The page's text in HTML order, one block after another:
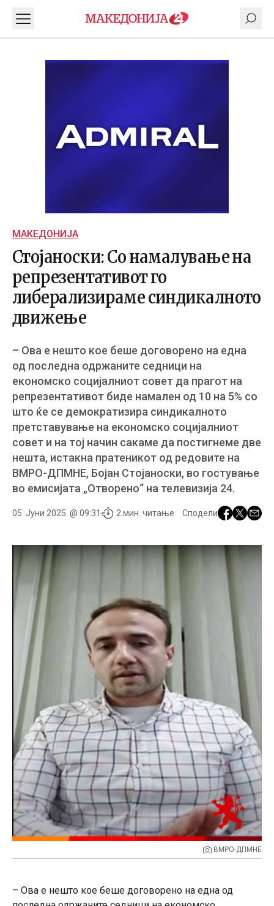
МАКЕДОНИЈА
Стојаноски: Со намалување на
репрезентативот го
либерализираме синдикалното
движење
– Ова е нешто кое беше договорено на една
од последна одржаните седници на
економско социјалниот совет да прагот на
репрезентативот биде намален од 10 на 5% со
што ќе се демократизира синдикалното
претставување на економско социјалниот
совет и на тој начин сакаме да постигнеме две
нешта, истакна пратеникот од редовите на
ВМРО-ДПМНЕ, Бојан Стојаноски, во гостување
во емисијата „Отворено“ на телевизија 24.
05. Јуни 2025. @ 09:31 2 мин. читање Сподели
ВМРО-ДПМНЕ
– Ова е нешто кое беше договорено на една од